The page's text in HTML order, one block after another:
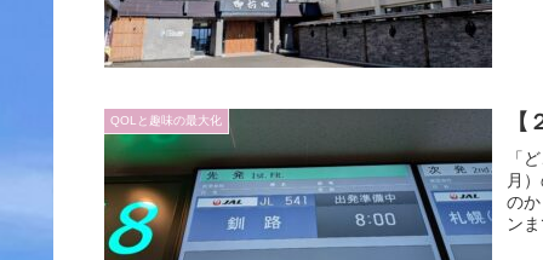
QOLと趣味の最大化
「
月
の
ン